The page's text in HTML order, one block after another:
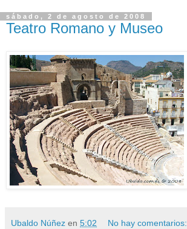
sábado, 2 de agosto de 2008
Teatro Romano y Museo
Ubaldo Núñez en 5:02 No hay comentarios: